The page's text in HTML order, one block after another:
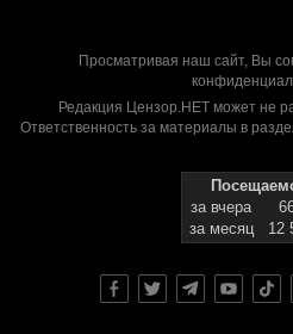
Просматривая наш сайт, Вы
Редакция Цензор.НЕТ может не
Ответственность за материалы в
за вчера
за месяц
12